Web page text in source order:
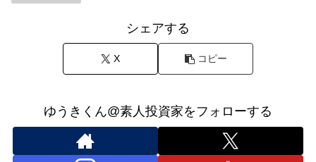
シェアする
X コピー
ゆうきくん@素人投資家をフォローする